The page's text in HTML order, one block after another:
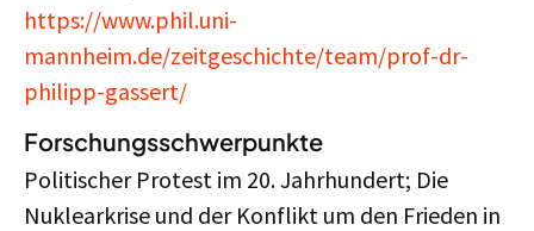
https://www.phil.uni-
mannheim.de/zeitgeschichte/team/prof-dr-
philipp-gassert/
Forschungsschwerpunkte
Politischer Protest im 20. Jahrhundert; Die
Nuklearkrise und der Konflikt um den Frieden in